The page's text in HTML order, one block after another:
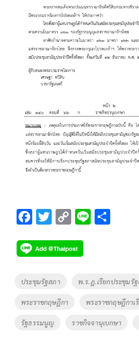
F
e
b
o
k
T
tt
er
C
p
y
Li
Li
Tags
ประชุมรัฐสภา พ.ร.ฎ.เรียกประชุมรั
พระราชกฤษฎีกา พระราชกฤษฎีกาเ
รัฐธรรมนูญ ราชกิจจานุเบกษา